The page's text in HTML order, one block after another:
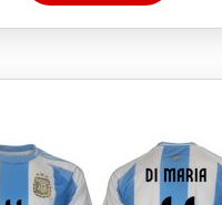
flere
på